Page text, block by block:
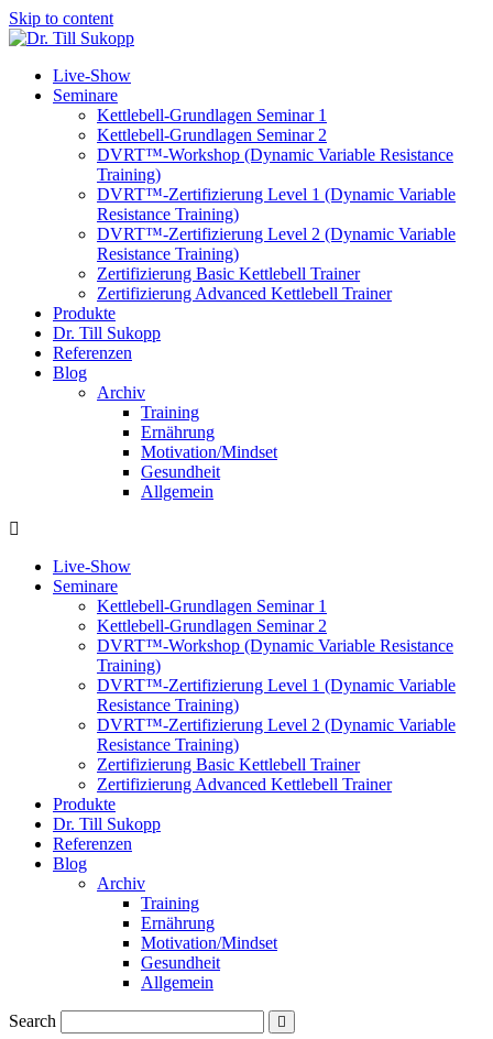
Skip to content
Live-Show
Seminare
Kettlebell-Grundlagen Seminar 1
Kettlebell-Grundlagen Seminar 2
DVRT™-Workshop (Dynamic Variable Resistance
Training)
DVRT™-Zertifizierung Level 1 (Dynamic Variable
Resistance Training)
DVRT™-Zertifizierung Level 2 (Dynamic Variable
Resistance Training)
Zertifizierung Basic Kettlebell Trainer
Zertifizierung Advanced Kettlebell Trainer
Produkte
Dr. Till Sukopp
Referenzen
Blog
Archiv
Training
Ernährung
Motivation/Mindset
Gesundheit
Allgemein
Live-Show
Seminare
Kettlebell-Grundlagen Seminar 1
Kettlebell-Grundlagen Seminar 2
DVRT™-Workshop (Dynamic Variable Resistance
Training)
DVRT™-Zertifizierung Level 1 (Dynamic Variable
Resistance Training)
DVRT™-Zertifizierung Level 2 (Dynamic Variable
Resistance Training)
Zertifizierung Basic Kettlebell Trainer
Zertifizierung Advanced Kettlebell Trainer
Produkte
Dr. Till Sukopp
Referenzen
Blog
Archiv
Training
Ernährung
Motivation/Mindset
Gesundheit
Allgemein
Search